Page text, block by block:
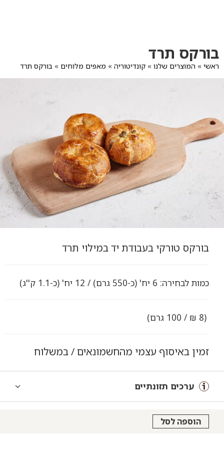
לתפריט
הקטגוריות
לפרטי
המוצר
בורקס תרד
ראשי » המוצרים שלנו » קונדיטוריה » מאפים מלוחים » בורקס תרד
בורקס טורקי בעבודת יד במילוי תרד
כמות לבחירה: 6 יח' (כ-550 גרם) / 12 יח' (כ-1.1 ק''ג)
(8 ₪ / 100 גרם)
זמין באיסוף עצמי מהחשמונאים / במשלוח
ערכים תזונתיים
הוספה לסל